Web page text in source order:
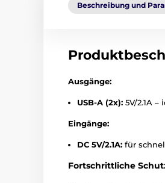
Beschreibung und
Ausgänge:
USB-A (2x): 5V/2.1A
Eingänge:
DC 5V/2.1A: für
Fortschrittliche